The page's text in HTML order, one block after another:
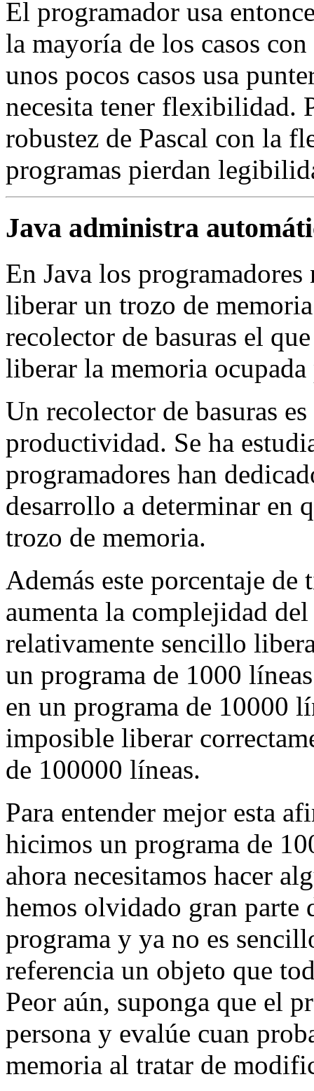
El programador usa
la mayoría de los casos
unos pocos casos usa
necesita tener flexibilidad.
robustez de Pascal con la
programas pierdan
Java administra
En Java los programadores
liberar un trozo de
recolector de basuras el
liberar la memoria
Un recolector de basuras
productividad. Se ha
programadores han
desarrollo a determinar en
trozo de memoria.
Además este porcentaje
aumenta la complejidad
relativamente sencillo
un programa de 1000
en un programa de 10000
imposible liberar
de 100000 líneas.
Para entender mejor esta
hicimos un programa de
ahora necesitamos hacer
hemos olvidado gran parte
programa y ya no es
referencia un objeto que
Peor aún, suponga que el
persona y evalúe cuan
memoria al tratar de